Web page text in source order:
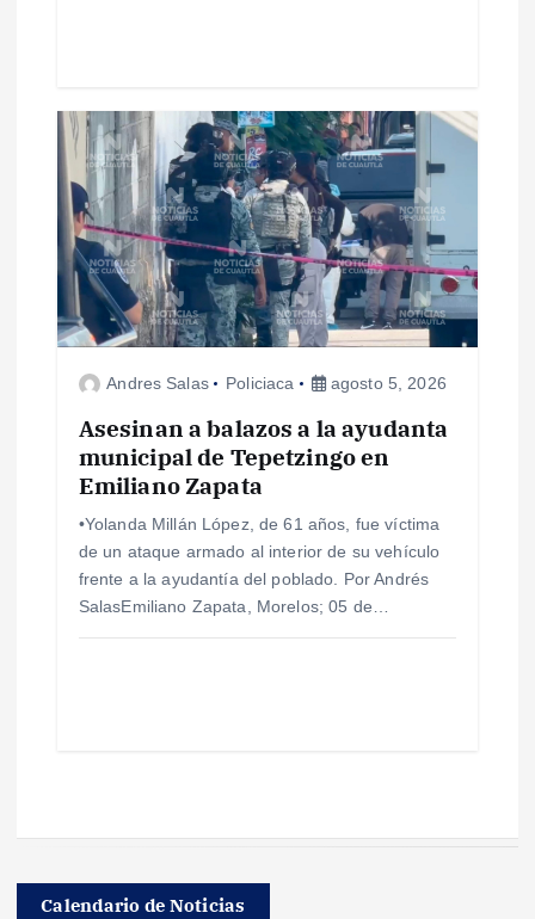
s
Andres Salas Policiaca agosto 5, 2026
Asesinan a balazos a la ayudanta
municipal de Tepetzingo en
Emiliano Zapata
•Yolanda Millán López, de 61 años, fue víctima
de un ataque armado al interior de su vehículo
frente a la ayudantía del poblado. Por Andrés
SalasEmiliano Zapata, Morelos; 05 de…
Calendario de Noticias